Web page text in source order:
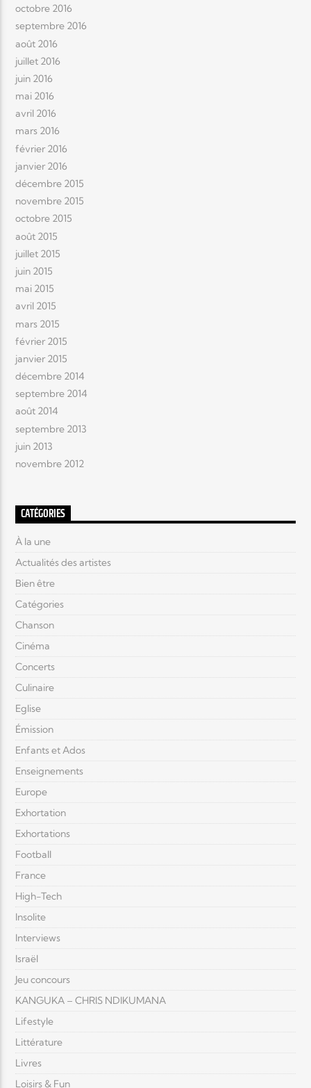
octobre 2016
septembre 2016
août 2016
juillet 2016
juin 2016
mai 2016
avril 2016
mars 2016
février 2016
janvier 2016
décembre 2015
novembre 2015
octobre 2015
août 2015
juillet 2015
juin 2015
mai 2015
avril 2015
mars 2015
février 2015
janvier 2015
décembre 2014
septembre 2014
août 2014
septembre 2013
juin 2013
novembre 2012
CATÉGORIES
À la une
Actualités des artistes
Bien être
Catégories
Chanson
Cinéma
Concerts
Culinaire
Eglise
Émission
Enfants et Ados
Enseignements
Europe
Exhortation
Exhortations
Football
France
High-Tech
Insolite
Interviews
Israël
Jeu concours
KANGUKA – CHRIS NDIKUMANA
Lifestyle
Littérature
Livres
Loisirs & Fun